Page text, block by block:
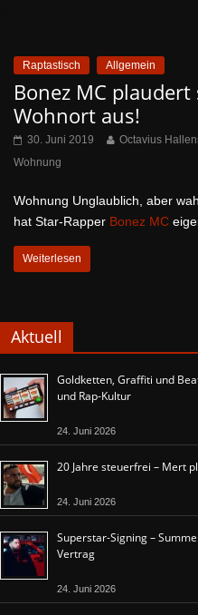
Raptastisch Allgemein
Bonez MC
Wohnort aus!
30. Juni 2019 Octavius
Wohnung
Wohnung Unglaublich, aber
hat Star-Rapper Bonez MC
Weiterlesen
Aktuell
Goldketten, Graffiti und
und Rap-Kultur
24. Juni 2026
20 Jahre steuerfrei – Mert
24. Juni 2026
Superstar-Signing –
Vertrag
24. Juni 2026